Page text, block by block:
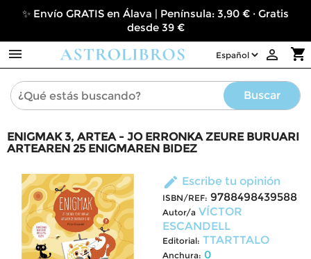
✨ Envío GRATIS en Álava | Península: 3,90 € · Gratis
desde 39 €
 shopping_cart

Buscar
ENIGMAK 3, ARTEA - JO ERRONKA ZEURE BURUARI
ARTEAREN 25 ENIGMAREN BIDEZ
edit Escribe tu opinión
ISBN/REF: 9788498439588
Autor/a VÍCTOR
ESCANDELL
Editorial: TTARTTALO
Anchura: 0